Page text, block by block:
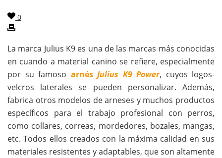
0
La marca Julius K9 es una de las marcas más conocidas
en cuando a material canino se refiere, especialmente
por su famoso arnés Julius K9 Power, cuyos logos-
velcros laterales se pueden personalizar. Además,
fabrica otros modelos de arneses y muchos productos
específicos para el trabajo profesional con perros,
como collares, correas, mordedores, bozales, mangas,
etc. Todos ellos creados con la máxima calidad en sus
materiales resistentes y adaptables, que son altamente